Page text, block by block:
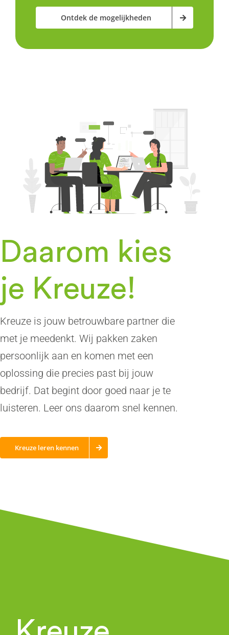
Ontdek de mogelijkheden
Daarom kies
je Kreuze!
Kreuze is jouw betrouwbare partner die
met je meedenkt. Wij pakken zaken
persoonlijk aan en komen met een
oplossing die precies past bij jouw
bedrijf. Dat begint door goed naar je te
luisteren. Leer ons daarom snel kennen.
Kreuze leren kennen